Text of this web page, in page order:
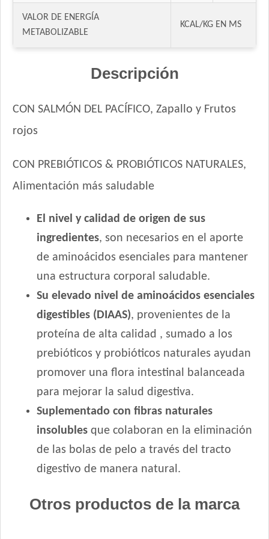
Jaspe Premium Gato Adulto
Keiko Gato Adulto Mix de Pescados
Ken-l Gato Adulto
Kongo Gato Adulto sabor Salmón y Atún
Maussy Gatos Adultos Mix Pescado
Maxxium Gato Trucha Patagónica
Mi Amigo Gato Adulto
MisterPet Gato Adulto
Montañés Gato Adulto
Nature Gatos
Nature Gatos Urinary
NutriCare Gato Adulto
Nutribon XQ Gato Adulto
Nutribon XQ Urinary
Nutrique Urinary Care Cat
Nutrique Young Adult Cat Healthy Maintenance
Nutrique Young Adult Cat Sterilised / Healthy Weight
Old Prince Equilibrium Gato Adulto
Old Prince Equilibrium Gato Adulto Esterilizado
Old Prince Proteínas Noveles Gato Adulto Cordero y Arroz
VALOR DE ENERGÍA
METABOLIZABLE
KCAL/KG EN MS
Descripción
CON SALMÓN DEL PACÍFICO, Zapallo y Frutos
rojos
CON PREBIÓTICOS & PROBIÓTICOS NATURALES,
Alimentación más saludable
El nivel y calidad de origen de sus
ingredientes, son necesarios en el aporte
de aminoácidos esenciales para mantener
una estructura corporal saludable.
Su elevado nivel de aminoácidos esenciales
digestibles (DIAAS), provenientes de la
proteína de alta calidad , sumado a los
prebióticos y probióticos naturales ayudan
promover una flora intestinal balanceada
para mejorar la salud digestiva.
Suplementado con fibras naturales
insolubles que colaboran en la eliminación
de las bolas de pelo a través del tracto
digestivo de manera natural.
Otros productos de la marca